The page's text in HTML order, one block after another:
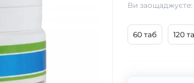
Ви заощаджуєте:
60 таб 120